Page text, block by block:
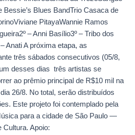
Bessie’s Blues BandTrio Casaca de
PitayaWannie Ramos
– Anni Basílio3º – Tribo dos
Anati A próxima etapa, as
três sábados consecutivos (05/8,
desses dias três artistas se
ao prêmio principal de R$10 mil na
26/8. No total, serão distribuídos
Este projeto foi contemplado pela
para a cidade de São Paulo —
Cultura. Apoio: